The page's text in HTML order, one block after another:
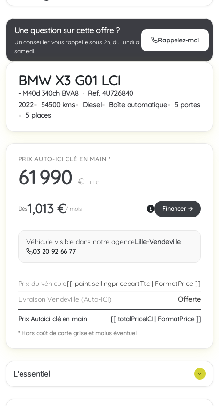
Une question sur cette offre ?
Un conseiller vous rappelle sous 2h, du lundi au
samedi.
Rappelez-moi
BMW X3 G01 LCI
- M40d 340ch BVA8 · Ref. 4U726840
2022
54500 kms Diesel Boîte automatique
5 portes
5 places
PRIX AUTO-ICI CLÉ EN MAIN *
61 990 € TTC
Dès1,013 €/ mois Financer →
Véhicule visible dans notre agenceLille-Vendeville
03 20 92 66 77
Prix du véhicule[[ paint.sellingpricepartTtc | FormatPrice ]]
Livraison Vendeville (Auto-ICI)
Offerte
Prix Autoici clé en main [[ totalPriceICI | FormatPrice ]]
* Hors coût de carte grise et malus éventuel
L'essentiel